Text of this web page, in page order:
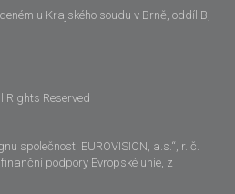
u Krajského soudu v Brně, oddíl B,
Rights Reserved
společnosti EUROVISION, a.s.“, r. č.
podpory Evropské unie, z